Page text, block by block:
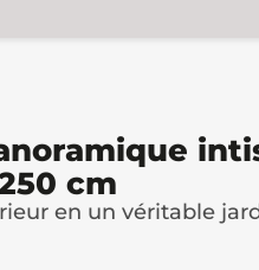
cm
en un véritable